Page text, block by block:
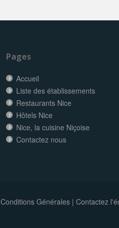
Pages
Accueil
Liste des établissements
Restaurants Nice
Hôtels Nice
Nice, la cuisine Niçoise
Contactez nous
Conditions Générales| Contactez